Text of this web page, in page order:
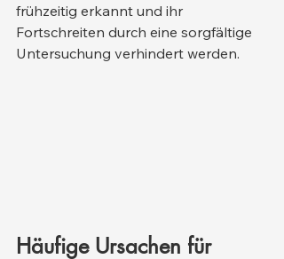
frühzeitig erkannt und ihr
Fortschreiten durch eine sorgfältige
Untersuchung verhindert werden.
Häufige Ursachen für